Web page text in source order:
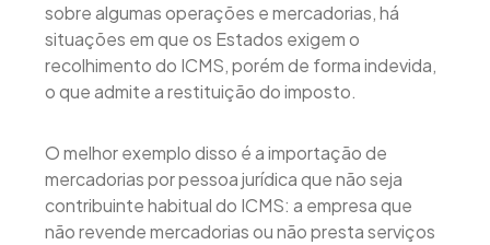
sobre algumas operações e mercadorias, há
situações em que os Estados exigem o
recolhimento do ICMS, porém de forma indevida,
o que admite a restituição do imposto.
O melhor exemplo disso é a importação de
mercadorias por pessoa jurídica que não seja
contribuinte habitual do ICMS: a empresa que
não revende mercadorias ou não presta serviços